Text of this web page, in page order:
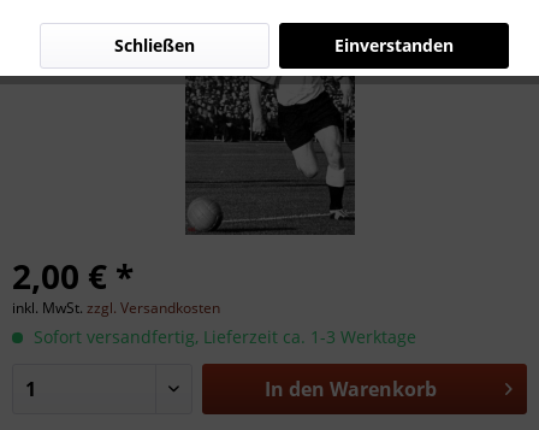
2,00 € *
inkl. MwSt. zzgl. Versandkosten
Sofort versandfertig, Lieferzeit ca. 1-3 Werktage
In den Warenkorb
Einverstanden
Schließen